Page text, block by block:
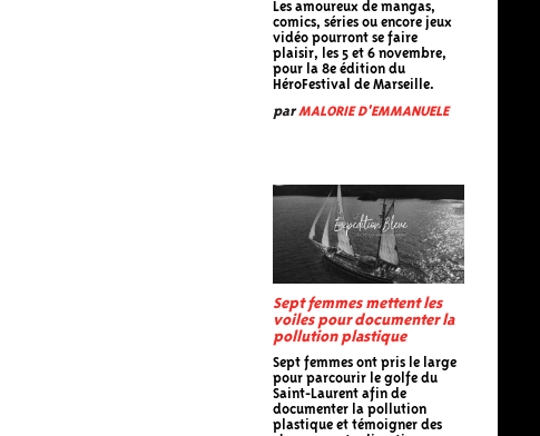
Les amoureux de mangas,
comics, séries ou encore jeux
vidéo pourront se faire
plaisir, les 5 et 6 novembre,
pour la 8e édition du
HéroFestival de Marseille.
parMALORIE D'EMMANUELE
Sept femmes mettent les
voiles pour documenter la
pollution plastique
Sept femmes ont pris le large
pour parcourir le golfe du
Saint-Laurent afin de
documenter la pollution
plastique et témoigner des